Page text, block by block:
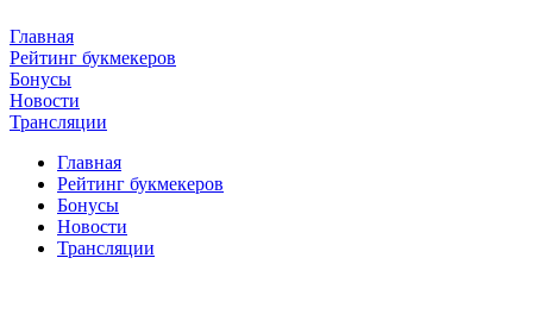
Главная
Рейтинг букмекеров
Бонусы
Новости
Трансляции
Главная
Рейтинг букмекеров
Бонусы
Новости
Трансляции